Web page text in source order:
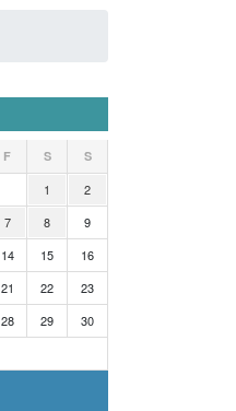
F S S
1
2
7 8
9
14 15
16
21 22
23
28 29
30